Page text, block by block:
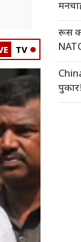
TV
रूस